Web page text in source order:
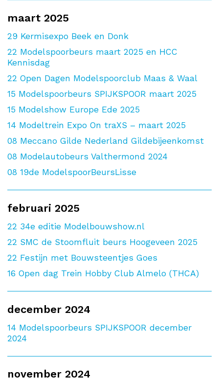
maart 2025
29 Kermisexpo Beek en Donk
22 Modelspoorbeurs maart 2025 en HCC
Kennisdag
22 Open Dagen Modelspoorclub Maas & Waal
15 Modelspoorbeurs SPIJKSPOOR maart 2025
15 Modelshow Europe Ede 2025
14 Modeltrein Expo On traXS – maart 2025
08 Meccano Gilde Nederland Gildebijeenkomst
08 Modelautobeurs Valthermond 2024
08 19de ModelspoorBeursLisse
februari 2025
22 34e editie Modelbouwshow.nl
22 SMC de Stoomfluit beurs Hoogeveen 2025
22 Festijn met Bouwsteentjes Goes
16 Open dag Trein Hobby Club Almelo (THCA)
december 2024
14 Modelspoorbeurs SPIJKSPOOR december
2024
november 2024